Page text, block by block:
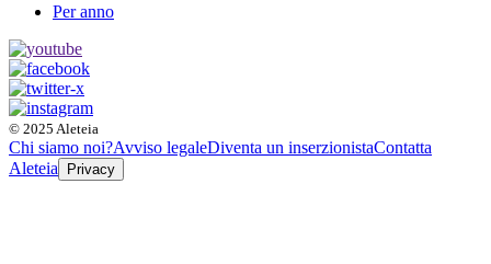
Per anno
© 2025 Aleteia
Chi siamo noi?Avviso legaleDiventa un inserzionistaContatta
Aleteia
Privacy